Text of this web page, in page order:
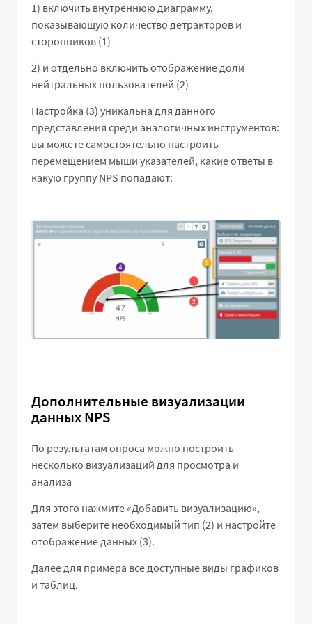
1) включить внутреннюю диаграмму,
показывающую количество детракторов и
сторонников (1)
2) и отдельно включить отображение доли
нейтральных пользователей (2)
Настройка (3) уникальна для данного
представления среди аналогичных инструментов:
вы можете самостоятельно настроить
перемещением мыши указателей, какие ответы в
какую группу NPS попадают:
Дополнительные визуализации
данных NPS
По результатам опроса можно построить
несколько визуализаций для просмотра и
анализа
Для этого нажмите «Добавить визуализацию»,
затем выберите необходимый тип (2) и настройте
отображение данных (3).
Далее для примера все доступные виды графиков
и таблиц.